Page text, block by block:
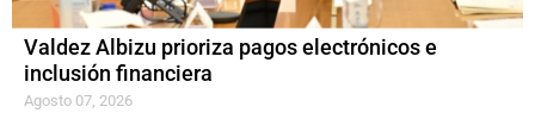
Valdez Albizu prioriza pagos electrónicos e
inclusión financiera
Agosto 07, 2026